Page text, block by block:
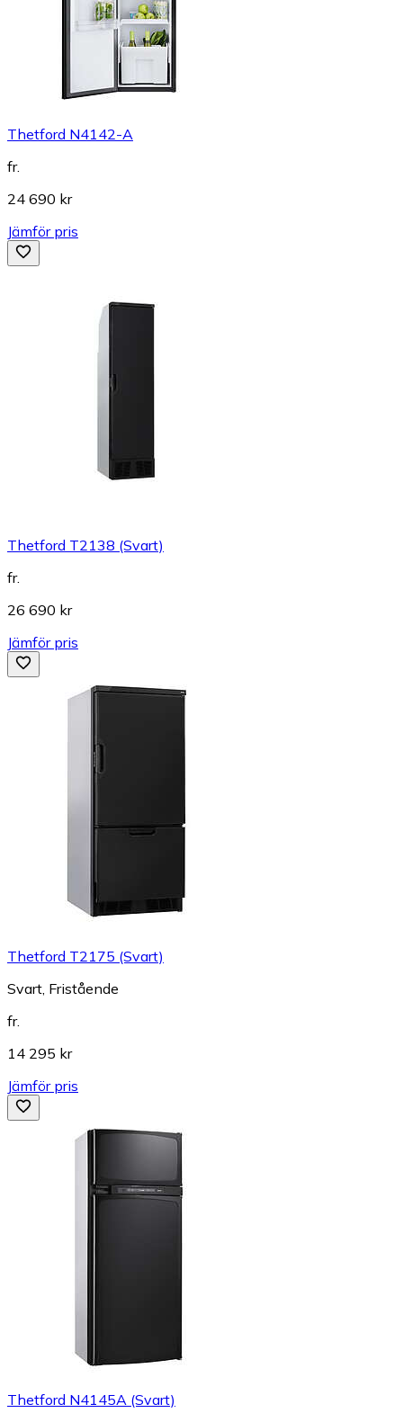
Thetford N4142-A
fr.
24 690 kr
Jämför pris
Thetford T2138 (Svart)
fr.
26 690 kr
Jämför pris
Thetford T2175 (Svart)
Svart, Fristående
fr.
14 295 kr
Jämför pris
Thetford N4145A (Svart)